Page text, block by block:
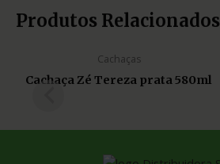
Produtos Relacionados
Cachaças
Cachaça Zé Tereza prata 580ml